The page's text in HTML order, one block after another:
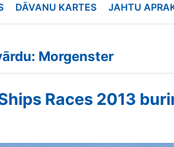
DĀVANU KARTES JAHTU
Morgenster
Races 2013